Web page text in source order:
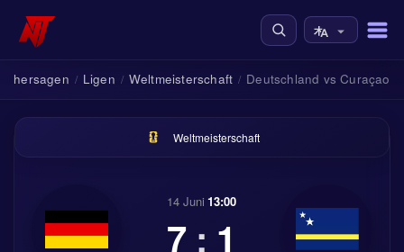
/ Ligen / Weltmeisterschaft / Deutschland vs Curaçao
Weltmeisterschaft
14 Juni 13:00
7 : 1